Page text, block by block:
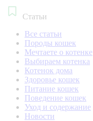
Статьи
Все статьи
Породы кошек
Мечтаете о котенке
Выбираем котенка
Котенок дома
Здоровье кошек
Питание кошек
Поведение кошек
Уход и содержание
Новости